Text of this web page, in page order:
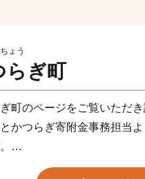
ょう
らぎ町
町のページをご覧いただ
かつらぎ寄附金事務担当